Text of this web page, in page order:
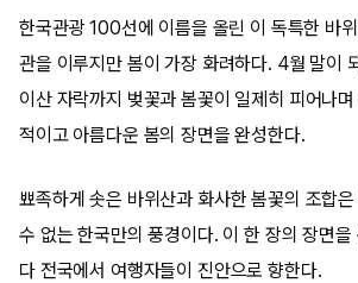
한국관광 100선에 이름을 올린 이 독특한 바
관을 이루지만 봄이 가장 화려하다. 4월 말이
이산 자락까지 벚꽃과 봄꽃이 일제히 피어나
적이고 아름다운 봄의 장면을 완성한다.
뾰족하게 솟은 바위산과 화사한 봄꽃의 조합
수 없는 한국만의 풍경이다. 이 한 장의 장면
다 전국에서 여행자들이 진안으로 향한다.